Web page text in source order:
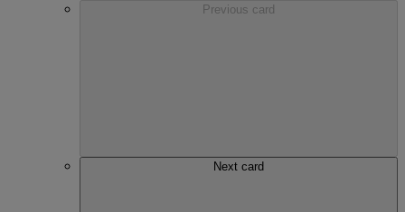
Previous card
Next card